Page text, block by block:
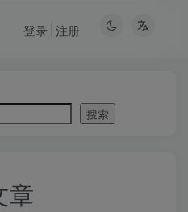
登录 注册
搜索
章